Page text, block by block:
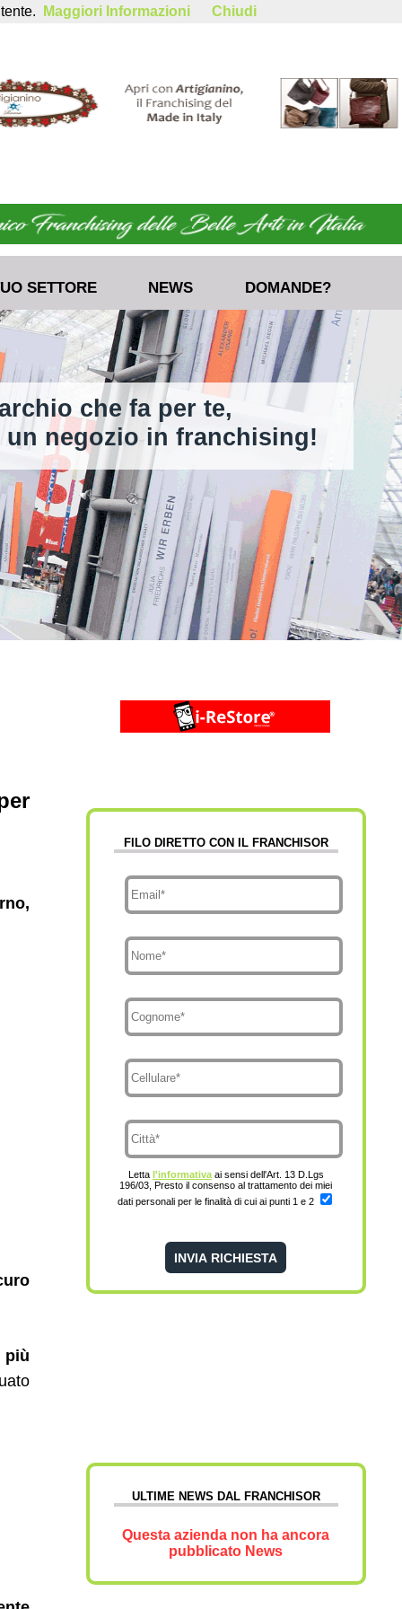
DOMANDE?
NEWS
SETTORE
che fa per te,
in franchising!
più
FILO DIRETTO CON IL FRANCHISOR
Letta l'informativaai sensi dell'Art. 13 D.Lgs
196/03, Presto il consenso al trattamento dei miei
dati personali per le finalità di cui ai punti 1 e 2
ULTIME NEWS DAL FRANCHISOR
Questa azienda non ha ancora
pubblicato News
Maggiori Informazioni Chiudi